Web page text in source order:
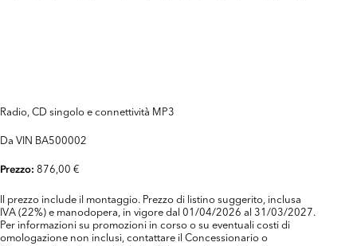
Radio, CD singolo e connettività MP3
Da VIN BA500002
Prezzo: 876,00 €
Il prezzo include il montaggio. Prezzo di listino suggerito, inclusa
IVA (22%) e manodopera, in vigore dal 01/04/2026 al 31/03/2027.
Per informazioni su promozioni in corso o su eventuali costi di
omologazione non inclusi, contattare il Concessionario o